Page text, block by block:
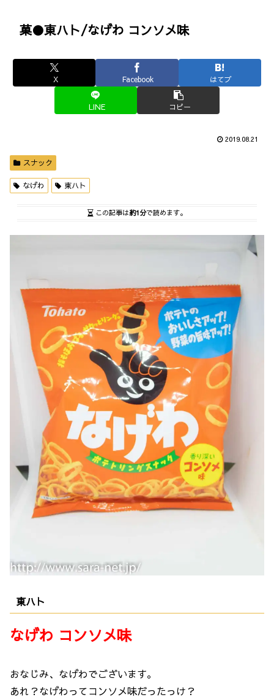
菓●東ハト/なげわ コンソメ味
X Facebook はてブ
LINE コピー
2019.08.21
スナック
なげわ 東ハト
この記事は約1分で読めます。
東ハト
なげわ コンソメ味
おなじみ、なげわでございます。
あれ？なげわってコンソメ味だったっけ？